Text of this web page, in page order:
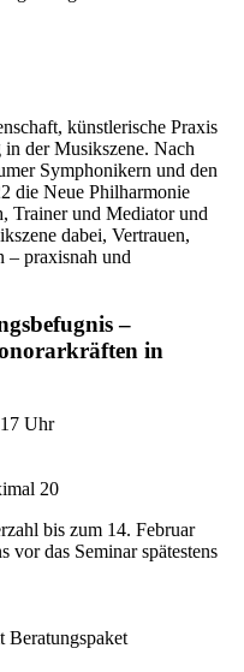
künstlerische Praxis
in der Musikszene. Nach
Symphonikern und den
die Neue Philharmonie
Trainer und Mediator und
dabei, Vertrauen,
– praxisnah und
–
in
Uhr
20
bis zum 14. Februar
vor das Seminar spätestens